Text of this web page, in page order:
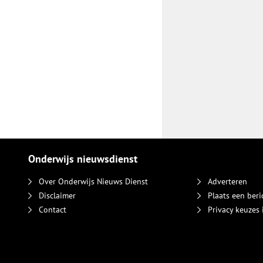
Onderwijs nieuwsdienst
Over Onderwijs Nieuws Dienst
Disclaimer
Contact
Adverteren
Plaats een
Privacy